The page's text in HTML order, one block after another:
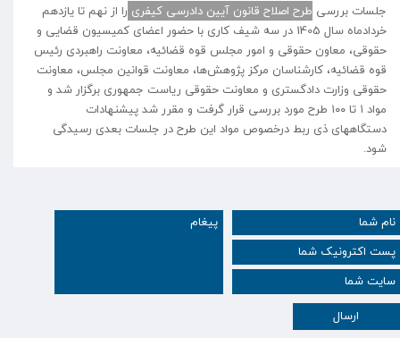
جلسات بررسی طرح اصلاح قانون آیین دادرسی کیفری را از نهم تا یازدهم
خردادماه سال 1405 در سه شیف کاری با حضور اعضای کمیسیون قضایی و
حقوقی، معاون حقوقی و امور مجلس قوه قضائیه، معاونت راهبردی رئیس
قوه قضائیه، کارشناسان مرکز پژوهش‌ها، معاونت قوانین مجلس، معاونت
حقوقی وزارت دادگستری و معاونت حقوقی ریاست جمهوری برگزار شد و
مواد ۱ تا ۱۰۰ طرح مورد بررسی قرار گرفت و مقرر شد پیشنهادات
دستگاههای ذی ربط درخصوص مواد این طرح در جلسات بعدی رسیدگی
شود.
ارسال